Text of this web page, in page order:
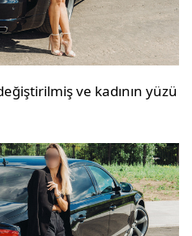
ve kadının yüzü